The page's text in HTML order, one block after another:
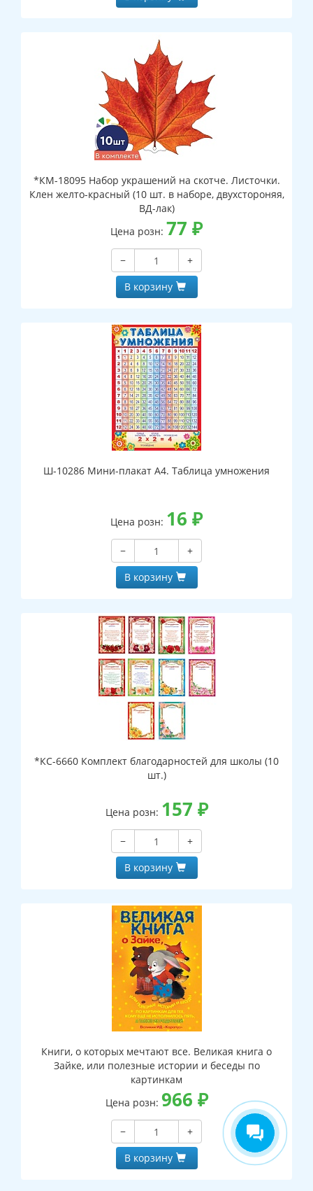
*КМ-18095 Набор украшений на скотче. Листочки.
Клен желто-красный (10 шт. в наборе, двухстороняя,
ВД-лак)
Цена розн: 77 ₽
−
+
В корзину
Ш-10286 Мини-плакат А4. Таблица умножения
Цена розн: 16 ₽
−
+
В корзину
*КС-6660 Комплект благодарностей для школы (10
шт.)
Цена розн: 157 ₽
−
+
В корзину
Книги, о которых мечтают все. Великая книга о
Зайке, или полезные истории и беседы по
картинкам
Цена розн: 966 ₽
−
+
В корзину